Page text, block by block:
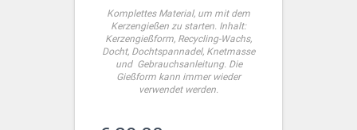
Komplettes Material, um mit dem
Kerzengießen zu starten. Inhalt:
Kerzengießform, Recycling-Wachs,
Docht, Dochtspannadel, Knetmasse
und Gebrauchsanleitung. Die
Gießform kann immer wieder
verwendet werden.